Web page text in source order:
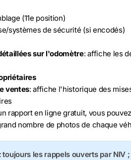
(11e position)
systèmes de sécurité (si encodés)
sur l'odomètre: affiche les
ventes: affiche l'historique des
rapport en ligne gratuit, vous
nombre de photos de chaque
toujours les rappels ouverts par